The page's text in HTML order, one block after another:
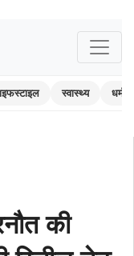
स्वास्थ्य धर्म-
की